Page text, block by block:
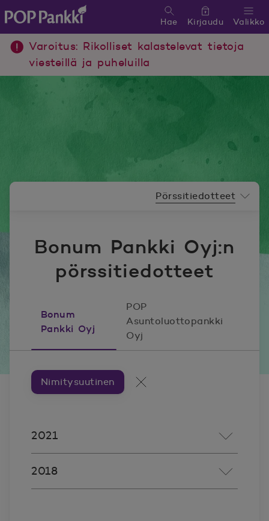
POP Pankki, etusivulle
Valikko
Hae Kirjaudu
Varoitus: Rikolliset kalastelevat tietoja
viesteillä ja puheluilla
Bonum Pankki Oyj:n
pörssitiedotteet
Pörssitiedotteet
Bonum
Pankki Oyj
POP
Asuntoluottopankki
Oyj
Artikkeleita aiheesta ###
Nimitysuutinen Kaikki artikkelit
2021
2018